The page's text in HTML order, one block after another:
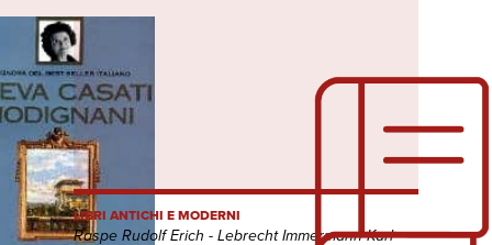
LIBRI ANTICHI E MODERNI
Raspe Rudolf Erich - Lebrecht Immermann Karl